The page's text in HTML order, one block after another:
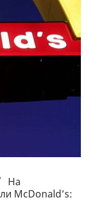
На
McDonald’s: